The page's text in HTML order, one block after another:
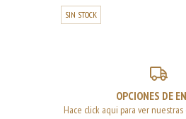
SIN STOCK
OPCIONES DE
Hace click aqui para ver